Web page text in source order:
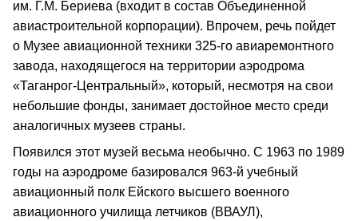
им. Г.М. Бериева (входит в состав Объединенной
авиастроительной корпорации). Впрочем, речь пойдет
о Музее авиационной техники 325-го авиаремонтного
завода, находящегося на территории аэродрома
«Таганрог-Центральный», который, несмотря на свои
небольшие фонды, занимает достойное место среди
аналогичных музеев страны.
Появился этот музей весьма необычно. С 1963 по 1989
годы на аэродроме базировался 963-й учебный
авиационный полк Ейского высшего военного
авиационного училища летчиков (ВВАУЛ),